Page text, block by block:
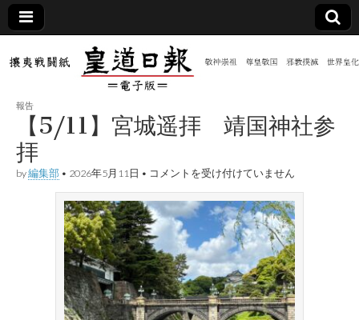
皇道
日報
（防
共新
聞）
電子
敬神
尊皇
｜昭
和八
年創
刊
皇道
実
報告
【5/11】宮城遥拝 靖国神社参
拝
by編集部 • 2026年5月11日 • 【5/11】
遥
拝
靖
国
神
社
参
拝
は
コメントを受け付けていません